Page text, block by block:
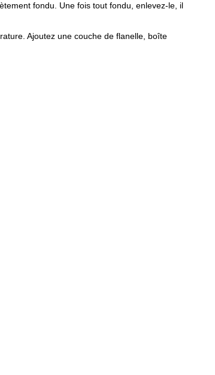
fondu. Une fois tout fondu, enlevez-le, il
Ajoutez une couche de flanelle, boîte